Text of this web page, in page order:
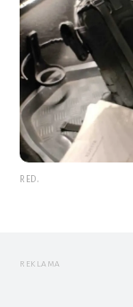
RED.
REKLAMA